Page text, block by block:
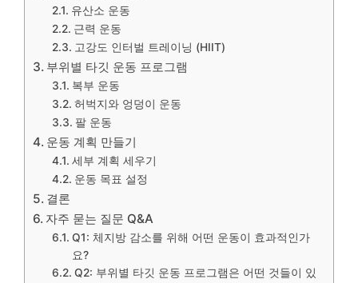
유산소 운동
근력 운동
고강도 인터벌 트레이닝 (HIIT)
부위별 타깃 운동 프로그램
복부 운동
허벅지와 엉덩이 운동
팔 운동
운동 계획 만들기
세부 계획 세우기
운동 목표 설정
결론
자주 묻는 질문 Q&A
Q1: 체지방 감소를 위해 어떤 운동이 효과적인가
요?
Q2: 부위별 타깃 운동 프로그램은 어떤 것들이 있